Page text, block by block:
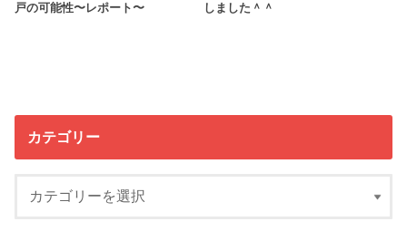
戸の可能性〜レポート〜
しました＾＾
カテゴリー